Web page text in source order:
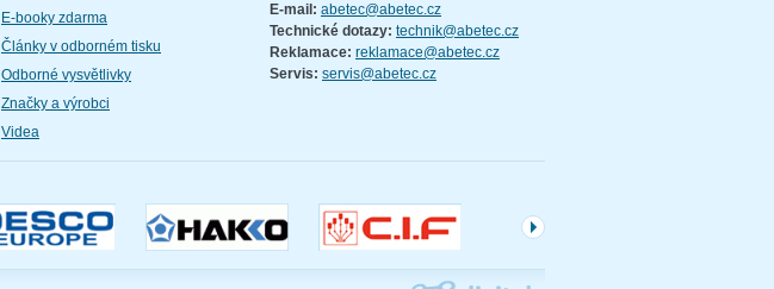
E-booky zdarma
Články v odborném tisku
Odborné vysvětlivky
Značky a výrobci
Videa
E-mail: abetec@abetec.cz
Technické dotazy: technik@abetec.cz
Reklamace: reklamace@abetec.cz
Servis: servis@abetec.cz